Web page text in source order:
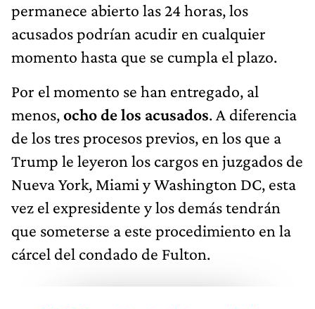
permanece abierto las 24 horas, los
acusados podrían acudir en cualquier
momento hasta que se cumpla el plazo.
Por el momento se han entregado, al
menos,ocho de los acusados. A diferencia
de los tres procesos previos, en los que a
Trump le leyeron los cargos en juzgados de
Nueva York, Miami y Washington DC, esta
vez el expresidente y los demás tendrán
que someterse a este procedimiento en la
cárcel del condado de Fulton.